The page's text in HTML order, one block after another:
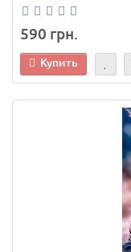
590 грн.
Купить